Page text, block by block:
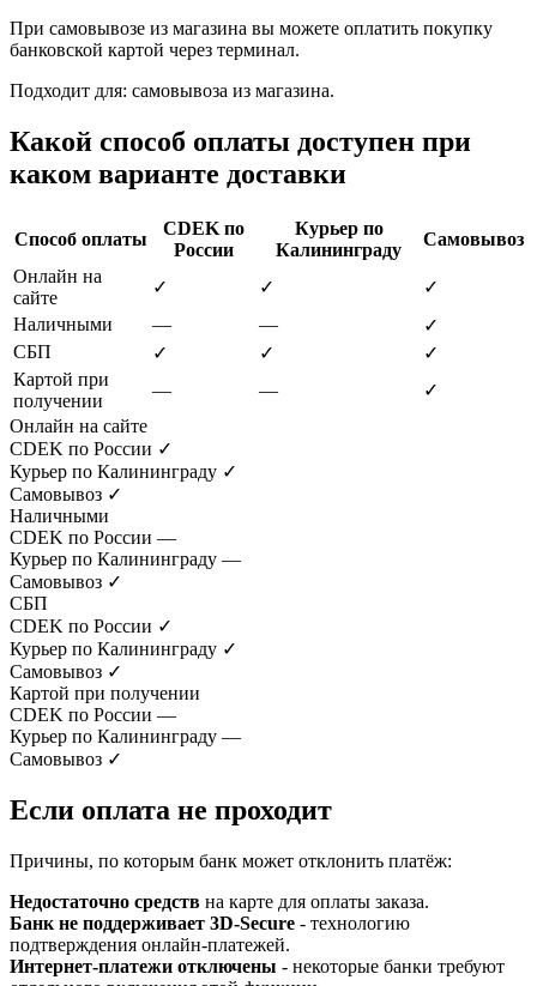
При самовывозе из магазина вы можете оплатить покупку
банковской картой через терминал.
Подходит для: самовывоза из магазина.
Какой способ оплаты доступен при
каком варианте доставки
Способ оплаты
CDEK по
России
Курьер по
Калининграду
Самовывоз
Онлайн на
сайте
✓ ✓
✓
Наличными
— —
✓
СБП
✓ ✓
✓
Картой при
получении
— —
✓
Онлайн на сайте
CDEK по России ✓
Курьер по Калининграду ✓
Самовывоз ✓
Наличными
CDEK по России —
Курьер по Калининграду —
Самовывоз ✓
СБП
CDEK по России ✓
Курьер по Калининграду ✓
Самовывоз ✓
Картой при получении
CDEK по России —
Курьер по Калининграду —
Самовывоз ✓
Если оплата не проходит
Причины, по которым банк может отклонить платёж:
Недостаточно средств на карте для оплаты заказа.
Банк не поддерживает 3D-Secure - технологию
подтверждения онлайн-платежей.
Интернет-платежи отключены - некоторые банки требуют